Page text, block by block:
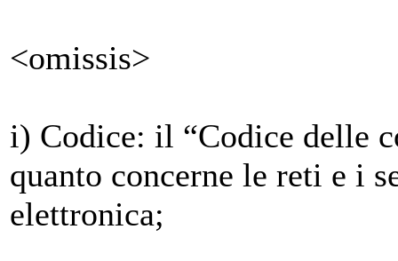
<omissis>
i) Codice: il “Codice delle
quanto concerne le reti e i
elettronica;